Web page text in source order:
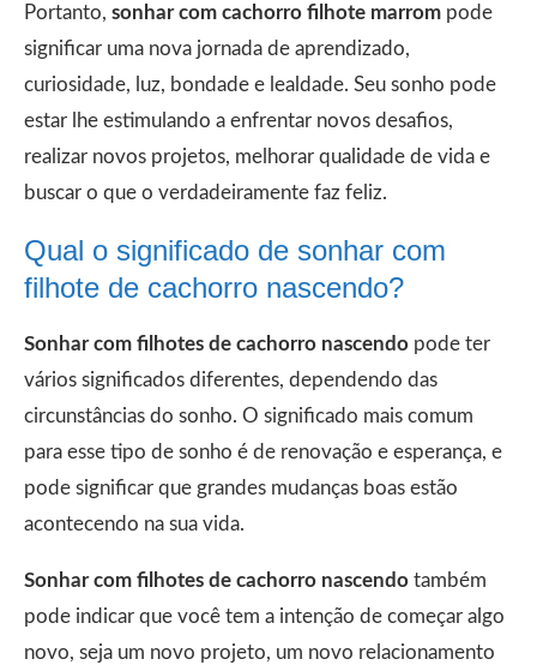
Portanto, sonhar com cachorro filhote marrom pode
significar uma nova jornada de aprendizado,
curiosidade, luz, bondade e lealdade. Seu sonho pode
estar lhe estimulando a enfrentar novos desafios,
realizar novos projetos, melhorar qualidade de vida e
buscar o que o verdadeiramente faz feliz.
Qual o significado de sonhar com
filhote de cachorro nascendo?
Sonhar com filhotes de cachorro nascendo pode ter
vários significados diferentes, dependendo das
circunstâncias do sonho. O significado mais comum
para esse tipo de sonho é de renovação e esperança, e
pode significar que grandes mudanças boas estão
acontecendo na sua vida.
Sonhar com filhotes de cachorro nascendo também
pode indicar que você tem a intenção de começar algo
novo, seja um novo projeto, um novo relacionamento